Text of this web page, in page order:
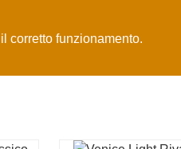
corretto funzionamento.